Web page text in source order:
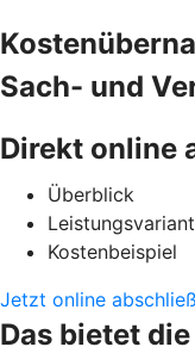
Sach- und
Direkt online
Überblick
Kostenbeispiel
Jetzt online
Das bietet